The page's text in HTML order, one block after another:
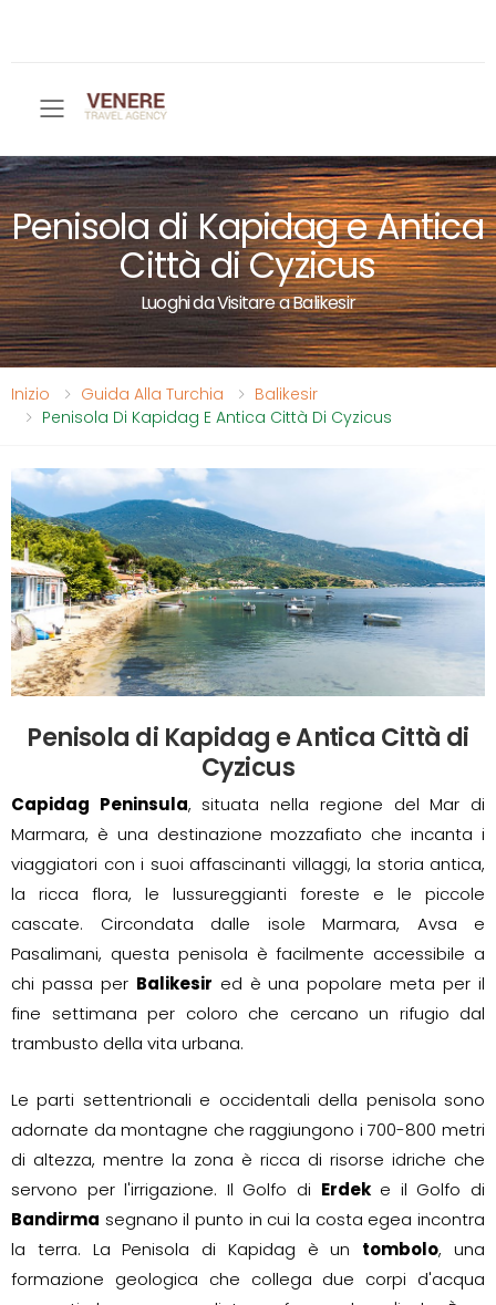
Toggle mobile menu
Penisola di Kapidag e Antica
Città di Cyzicus
Luoghi da Visitare a Balikesir
Inizio Guida Alla Turchia
Balikesir
Penisola Di Kapidag E Antica Città Di Cyzicus
Penisola di Kapidag e Antica Città di
Cyzicus
Capidag Peninsula, situata nella regione del Mar di
Marmara, è una destinazione mozzafiato che incanta i
viaggiatori con i suoi affascinanti villaggi, la storia antica,
la ricca flora, le lussureggianti foreste e le piccole
cascate. Circondata dalle isole Marmara, Avsa e
Pasalimani, questa penisola è facilmente accessibile a
chi passa per Balikesir ed è una popolare meta per il
fine settimana per coloro che cercano un rifugio dal
trambusto della vita urbana.
Le parti settentrionali e occidentali della penisola sono
adornate da montagne che raggiungono i 700-800 metri
di altezza, mentre la zona è ricca di risorse idriche che
servono per l'irrigazione. Il Golfo di Erdeke il Golfo di
Bandirma segnano il punto in cui la costa egea incontra
la terra. La Penisola di Kapidag è un tombolo, una
formazione geologica che collega due corpi d'acqua